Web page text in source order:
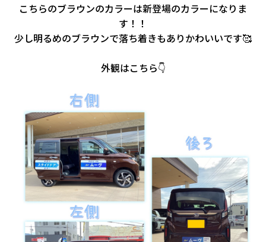
こちらのブラウンのカラーは新登場のカラーになりま
す！！
少し明るめのブラウンで落ち着きもありかわいいです🥰
外観はこちら👇